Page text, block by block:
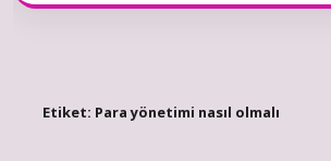
Etiket: Para yönetimi nasıl olmalı